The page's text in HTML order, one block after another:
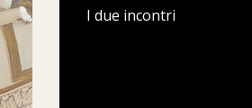
I due incontri